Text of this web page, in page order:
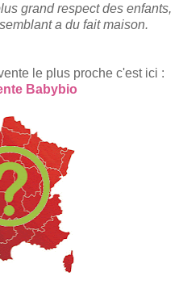
grand respect des enfants,
a du fait maison.
le plus proche c'est ici :
Babybio